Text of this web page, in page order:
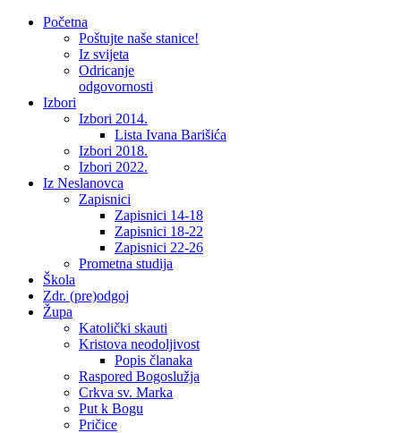
Početna
Poštujte naše stanice!
Iz svijeta
Odricanje
odgovornosti
Izbori
Izbori 2014.
Lista Ivana Barišića
Izbori 2018.
Izbori 2022.
Iz Neslanovca
Zapisnici
Zapisnici 14-18
Zapisnici 18-22
Zapisnici 22-26
Prometna studija
Škola
Zdr. (pre)odgoj
Župa
Katolički skauti
Kristova neodoljivost
Popis članaka
Raspored Bogoslužja
Crkva sv. Marka
Put k Bogu
Pričice